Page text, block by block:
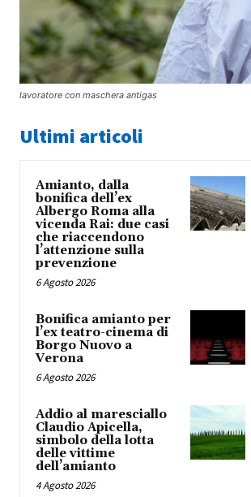
lavoratore con maschera antigas
Ultimi articoli
Amianto, dalla
bonifica dell’ex
Albergo Roma alla
vicenda Rai: due casi
che riaccendono
l’attenzione sulla
prevenzione
6 Agosto 2026
Bonifica amianto per
l’ex teatro-cinema di
Borgo Nuovo a
Verona
6 Agosto 2026
Addio al maresciallo
Claudio Apicella,
simbolo della lotta
delle vittime
dell’amianto
4 Agosto 2026